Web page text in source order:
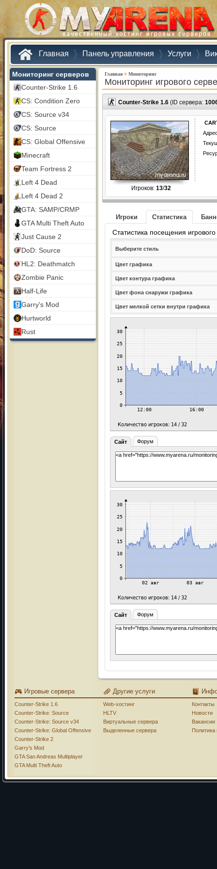
Главная Панель управления Услуги
Мониторинг серверов
Counter-Strike 1.6
CS: Condition Zero
CS: Source v34
CS: Source
CS: Global Offensive
Minecraft
Team Fortress 2
Left 4 Dead
Left 4 Dead 2
GTA: SAMP/CRMP
GTA Multi Theft Auto
Just Cause 2
DoD: Source
HL2: Deathmatch
Zombie Panic
Half-Life
Garry's Mod
Hurtworld
Rust
Главная » Мониторинг
Мониторинг игрового
Counter-Strike 1.6 (ID сервера:
Игроков: 13/32
Игроки Статистика
Статистика посещения
Выберите стиль
Цвет графика
Цвет контура графика
Цвет фона снаружи графика
Цвет мелкой сетки внутри графика
Сайт Форум
Сайт Форум
Игровые сервера
Counter-Strike 1.6
Counter-Strike: Source
Counter-Strike: Source v34
Counter-Strike: Global Offensive
Counter-Strike 2
Garry's Mod
GTA San Andreas Multiplayer
GTA Multi Theft Auto
Другие услуги
Web-хостинг
HLTV
Виртуальные сервера
Выделенные сервера
Контакты
Новости
Вакансии
Политика